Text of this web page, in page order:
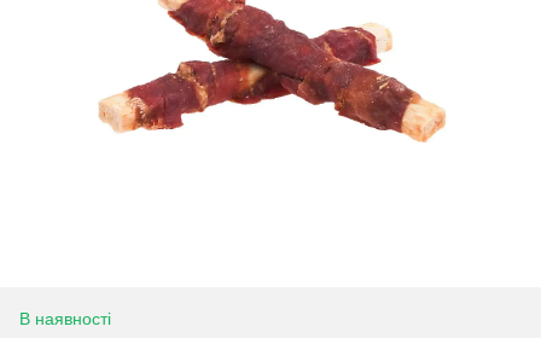
В наявності